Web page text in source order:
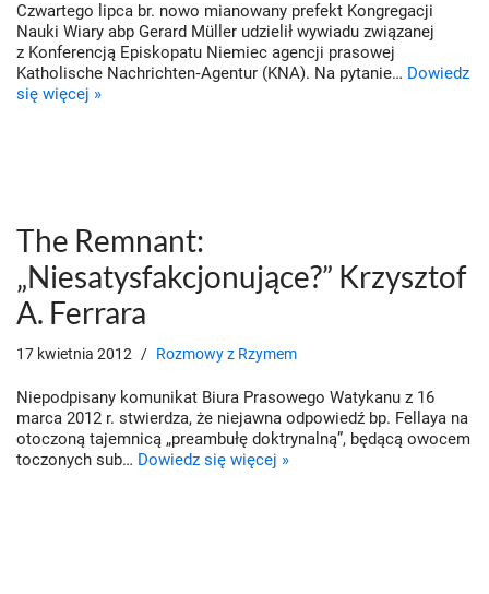
Czwartego lipca br. nowo mianowany prefekt Kongregacji
Nauki Wiary abp Gerard Müller udzielił wywiadu związanej
z Konferencją Episkopatu Niemiec agencji prasowej
Katholische Nachrichten­‑Agentur (KNA). Na pytanie… Dowiedz
się więcej »
The Remnant:
„Niesatysfakcjonujące?” Krzysztof
A. Ferrara
17 kwietnia 2012 Rozmowy z Rzymem
Niepodpisany komunikat Biura Prasowego Watykanu z 16
marca 2012 r. stwierdza, że niejawna odpowiedź bp. Fellaya na
otoczoną tajemnicą „preambułę doktrynalną”, będącą owocem
toczonych sub… Dowiedz się więcej »